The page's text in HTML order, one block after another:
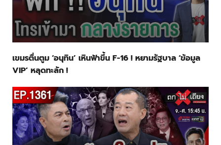
เขมรตื่นตูม ‘อนุทิน’ เหินฟ้าขึ้น F-16 ! หยามรัฐบาล ‘ข้อมูล
VIP’ หลุดทะลัก !